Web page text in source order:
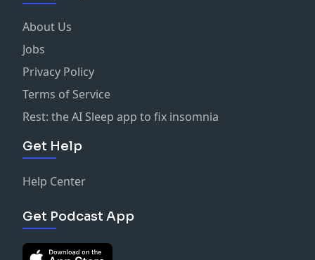
About Us
Jobs
Privacy Policy
Terms of Service
Rest: the AI Sleep app to fix insomnia
Get Help
Help Center
Get Podcast App